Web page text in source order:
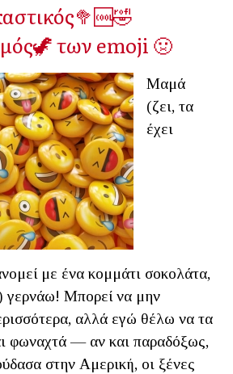
των emoji 🤢
Μαμά
(ζει, τα
έχει
με ένα κομμάτι σοκολάτα,
γερνάω! Μπορεί να μην
αλλά εγώ θέλω να τα
φωναχτά — αν και παραδόξως,
στην Αμερική, οι ξένες